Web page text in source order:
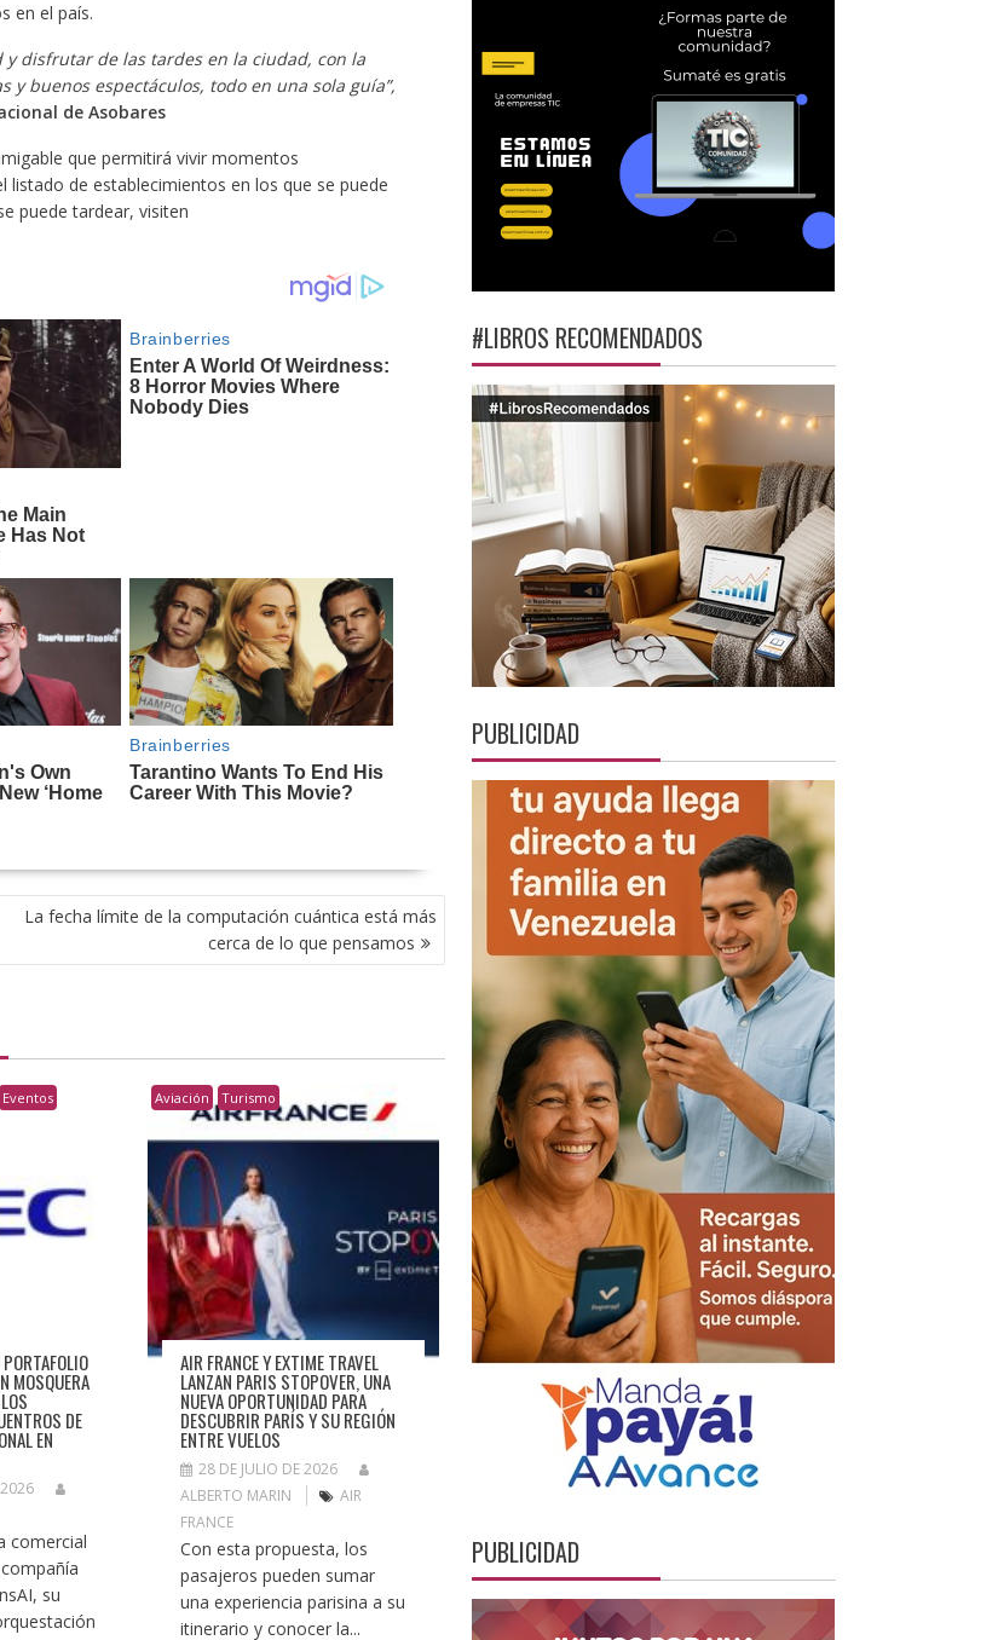
en el país.
y disfrutar de las tardes en la ciudad, con la
buenos espectáculos, todo en una sola guía”,
de Asobares
que permitirá vivir momentos
de establecimientos en los que se puede
puede tardear, visiten
La fecha límite de la computación cuántica está más
cerca de lo que pensamos
Eventos
MOSQUERA
DE
EN
comercial
su
Aviación Turismo
AIR FRANCE Y EXTIME TRAVEL
LANZAN PARIS STOPOVER, UNA
NUEVA OPORTUNIDAD PARA
DESCUBRIR PARÍS Y SU REGIÓN
ENTRE VUELOS
28 DE JULIO DE 2026
ALBERTO MARIN
AIR
FRANCE
Con esta propuesta, los
pasajeros pueden sumar
una experiencia parisina a su
itinerario y conocer la...
#LIBROS RECOMENDADOS
PUBLICIDAD
PUBLICIDAD